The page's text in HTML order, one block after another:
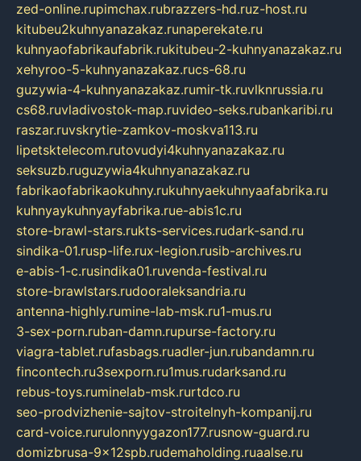
zed-online.rupimchax.rubrazzers-hd.ruz-host.ru
kitubeu2kuhnyanazakaz.runaperekate.ru
kuhnyaofabrikaufabrik.rukitubeu-2-kuhnyanazakaz.ru
xehyroo-5-kuhnyanazakaz.rucs-68.ru
guzywia-4-kuhnyanazakaz.rumir-tk.ruvlknrussia.ru
cs68.ruvladivostok-map.ruvideo-seks.rubankaribi.ru
raszar.ruvskrytie-zamkov-moskva113.ru
lipetsktelecom.rutovudyi4kuhnyanazakaz.ru
seksuzb.ruguzywia4kuhnyanazakaz.ru
fabrikaofabrikaokuhny.rukuhnyaekuhnyaafabrika.ru
kuhnyaykuhnyayfabrika.rue-abis1c.ru
store-brawl-stars.rukts-services.rudark-sand.ru
sindika-01.rusp-life.rux-legion.rusib-archives.ru
e-abis-1-c.rusindika01.ruvenda-festival.ru
store-brawlstars.rudooraleksandria.ru
antenna-highly.rumine-lab-msk.ru1-mus.ru
3-sex-porn.ruban-damn.rupurse-factory.ru
viagra-tablet.rufasbags.ruadler-jun.rubandamn.ru
fincontech.ru3sexporn.ru1mus.rudarksand.ru
rebus-toys.ruminelab-msk.rurtdco.ru
seo-prodvizhenie-sajtov-stroitelnyh-kompanij.ru
card-voice.rurulonnyygazon177.rusnow-guard.ru
domizbrusa-9x12spb.rudemaholding.ruaalse.ru